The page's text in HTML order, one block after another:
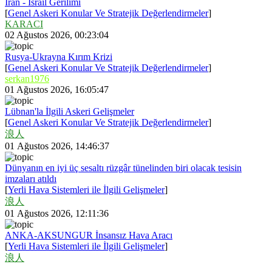
İran - İsrail Gerilimi
[Genel Askeri Konular Ve Stratejik Değerlendirmeler]
KARACI
02 Ağustos 2026, 00:23:04
Rusya-Ukrayna Kırım Krizi
[Genel Askeri Konular Ve Stratejik Değerlendirmeler]
serkan1976
01 Ağustos 2026, 16:05:47
Lübnan'la İlgili Askeri Gelişmeler
[Genel Askeri Konular Ve Stratejik Değerlendirmeler]
浪人
01 Ağustos 2026, 14:46:37
Dünyanın en iyi üç sesaltı rüzgâr tünelinden biri olacak tesisin
imzaları atıldı
[Yerli Hava Sistemleri ile İlgili Gelişmeler]
浪人
01 Ağustos 2026, 12:11:36
ANKA-AKSUNGUR İnsansız Hava Aracı
[Yerli Hava Sistemleri ile İlgili Gelişmeler]
浪人